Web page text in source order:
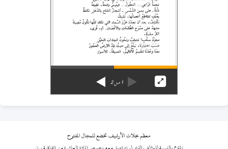
1من2
معظم مجلات الأرشيف تخضع للمجال المفتوح